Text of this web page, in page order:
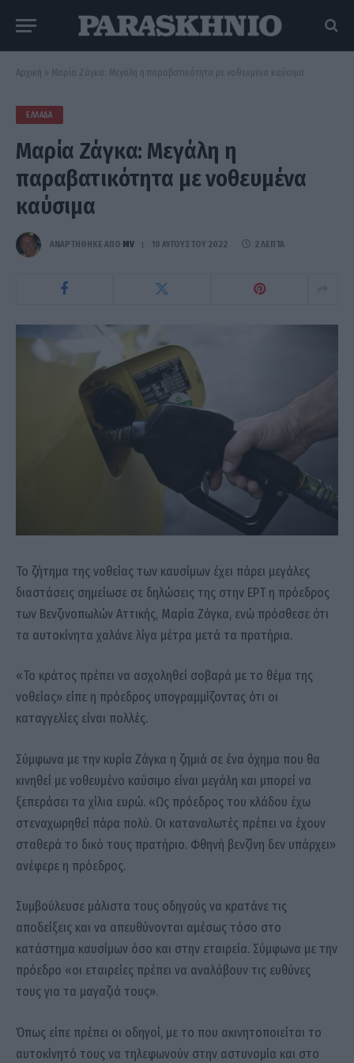
Αρχική » Μαρία Ζάγκα: Μεγάλη η παραβατικότητα με νοθευμένα καύσιμα
ΕΛΛΆΔΑ
Μαρία Ζάγκα: Μεγάλη η
παραβατικότητα με νοθευμένα
καύσιμα
ΑΝΑΡΤΗΘΗΚΕ ΑΠΟ MV 10 ΑΥΓΟΎΣΤΟΥ 2022 2 ΛΕΠΤΆ
Το ζήτημα της νοθείας των καυσίμων έχει πάρει μεγάλες
διαστάσεις σημείωσε σε δηλώσεις της στην ΕΡΤ η πρόεδρος
των Βενζινοπωλών Αττικής, Μαρία Ζάγκα, ενώ πρόσθεσε ότι
τα αυτοκίνητα χαλάνε λίγα μέτρα μετά τα πρατήρια.
«Το κράτος πρέπει να ασχοληθεί σοβαρά με το θέμα της
νοθείας» είπε η πρόεδρος υπογραμμίζοντας ότι οι
καταγγελίες είναι πολλές.
Σύμφωνα με την κυρία Ζάγκα η ζημιά σε ένα όχημα που θα
κινηθεί με νοθευμένο καύσιμο είναι μεγάλη και μπορεί να
ξεπεράσει τα χίλια ευρώ. «Ως πρόεδρος του κλάδου έχω
στεναχωρηθεί πάρα πολύ. Οι καταναλωτές πρέπει να έχουν
σταθερά το δικό τους πρατήριο. Φθηνή βενζίνη δεν υπάρχει»
ανέφερε η πρόεδρος.
Συμβούλευσε μάλιστα τους οδηγούς να κρατάνε τις
αποδείξεις και να απευθύνονται αμέσως τόσο στο
κατάστημα καυσίμων όσο και στην εταιρεία. Σύμφωνα με την
πρόεδρο «οι εταιρείες πρέπει να αναλάβουν τις ευθύνες
τους για τα μαγαζιά τους».
Όπως είπε πρέπει οι οδηγοί, με το που ακινητοποιείται το
αυτοκίνητό τους να τηλεφωνούν στην αστυνομία και στο